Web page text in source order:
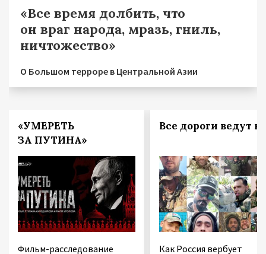
«Все время долбить, что
он враг народа, мразь, гниль,
ничтожество»
О Большом терроре в Центральной Азии
«УМЕРЕТЬ
ЗА ПУТИНА»
Фильм-расследование
Все дороги ведут в
Как Россия вербует